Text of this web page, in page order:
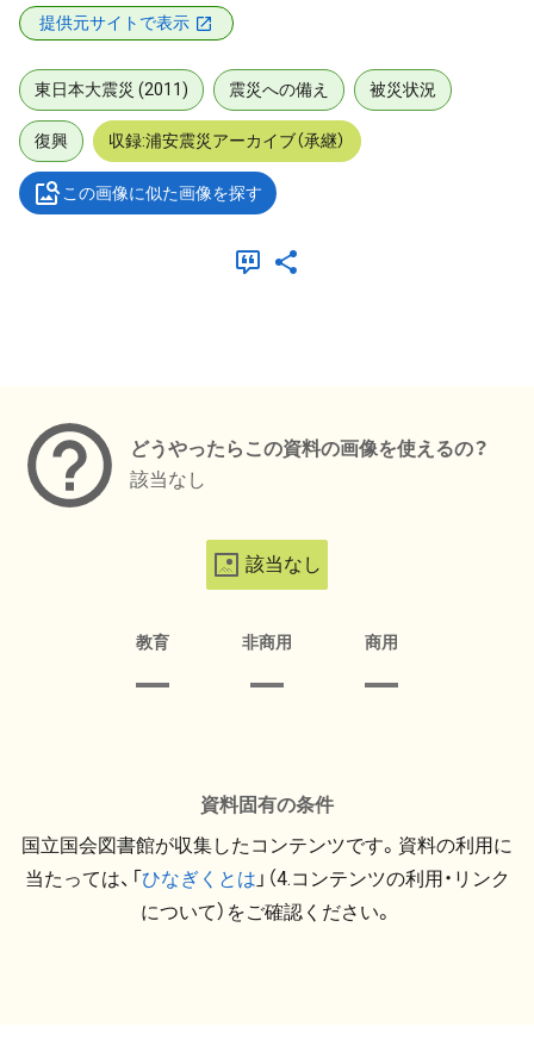
提供元サイトで表示
東日本大震災 (2011) 震災への備え 被災状況
復興 収録:浦安震災アーカイブ（承継）
この画像に似た画像を探す
どうやったらこの資料の画像を使えるの？
該当なし
該当なし
教育 非商用 商用
資料固有の条件
国立国会図書館が収集したコンテンツです。資料の利用に
当たっては、「ひなぎくとは 」（4.コンテンツの利用・リンク
について）をご確認ください。